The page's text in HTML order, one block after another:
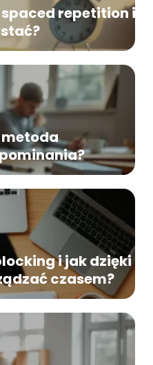
repetition i
i jak dzięki
czasem?